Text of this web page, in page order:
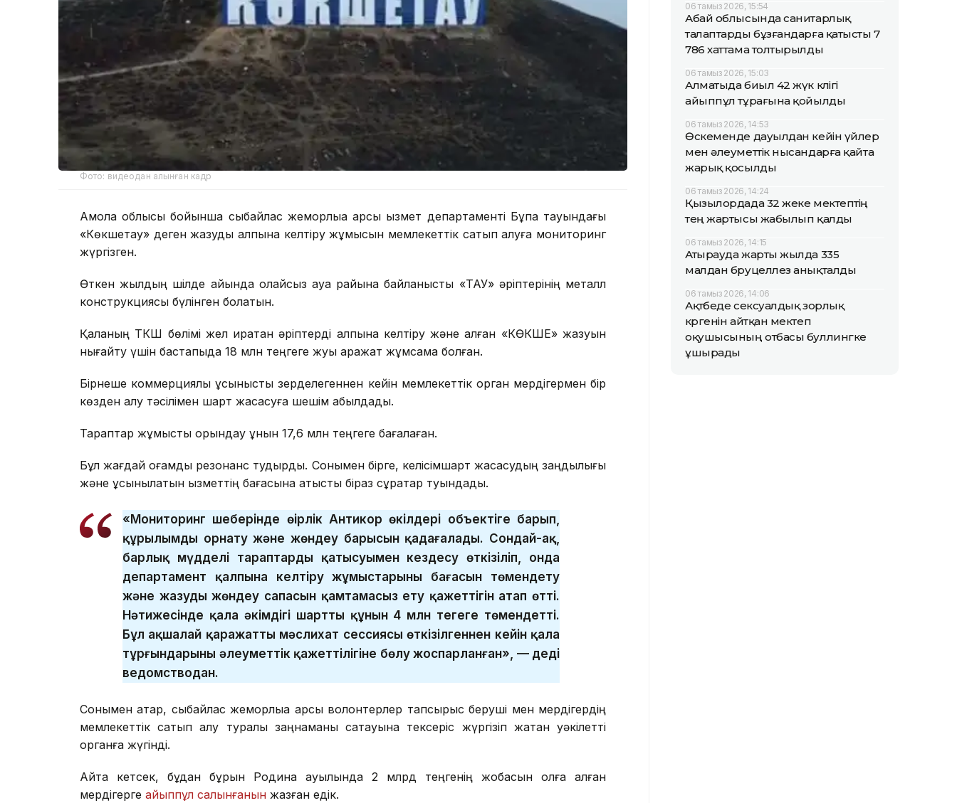
Фото: видеодан алынған кадр
Ақмола облысы бойынша сыбайлас жемқорлыққа қарсы қызмет департаменті Бұқпа тауындағы
«Көкшетау» деген жазуды қалпына келтіру жұмысын мемлекеттік сатып алуға мониторинг
жүргізген.
Өткен жылдың шілде айында қолайсыз ауа райына байланысты «ТАУ» әріптерінің металл
конструкциясы бүлінген болатын.
Қаланың ТКШ бөлімі жел қиратқан әріптерді қалпына келтіру және қалған «КӨКШЕ» жазуын
нығайту үшін бастапқыда 18 млн теңгеге жуық қаражат жұмсамақ болған.
Бірнеше коммерциялық ұсынысты зерделегеннен кейін мемлекеттік орган мердігермен бір
көзден алу тәсілімен шарт жасасуға шешім қабылдады.
Тараптар жұмысты орындау құнын 17,6 млн теңгеге бағалаған.
Бұл жағдай қоғамдық резонанс тудырды. Сонымен бірге, келісімшарт жасасудың заңдылығы
және ұсынылатын қызметтің бағасына қатысты біраз сұрақтар туындады.
«Мониторинг шеңберінде өңірлік Антикор өкілдері объектіге барып,
құрылымды орнату және жөндеу барысын қадағалады. Сондай-ақ,
барлық мүдделі тараптардың қатысуымен кездесу өткізіліп, онда
департамент қалпына келтіру жұмыстарының бағасын төмендету
және жазуды жөндеу сапасын қамтамасыз ету қажеттігін атап өтті.
Нәтижесінде қала әкімдігі шарттың құнын 4 млн теңгеге төмендетті.
Бұл ақшалай қаражатты мәслихат сессиясы өткізілгеннен кейін қала
тұрғындарының әлеуметтік қажеттілігіне бөлу жоспарланған», — деді
ведомстводан.
Сонымен қатар, сыбайлас жемқорлыққа қарсы волонтерлер тапсырыс беруші мен мердігердің
мемлекеттік сатып алу туралы заңнаманы сақтауына тексеріс жүргізіп жатқан уәкілетті
органға жүгінді.
Айта кетсек, бұдан бұрын Родина ауылында 2 млрд теңгенің жобасын қолға алған
мердігерге айыппұл салынғанын жазған едік.
06 тамыз 2026, 15:54
Абай облысында санитарлық
талаптарды бұзғандарға қатысты 7
786 хаттама толтырылды
06 тамыз 2026, 15:03
Алматыда биыл 42 жүк көлігі
айыппұл тұрағына қойылды
06 тамыз 2026, 14:53
Өскеменде дауылдан кейін үйлер
мен әлеуметтік нысандарға қайта
жарық қосылды
06 тамыз 2026, 14:24
Қызылордада 32 жеке мектептің
тең жартысы жабылып қалды
06 тамыз 2026, 14:15
Атырауда жарты жылда 335
малдан бруцеллез анықталды
06 тамыз 2026, 14:06
Ақтөбеде сексуалдық зорлық
көргенін айтқан мектеп
оқушысының отбасы буллингке
ұшырады